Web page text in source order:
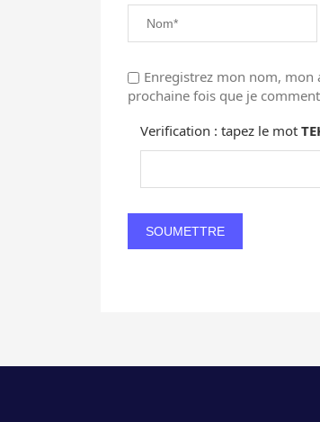
Enregistrez mon nom, mon
prochaine fois que je
Verification : tapez le mot